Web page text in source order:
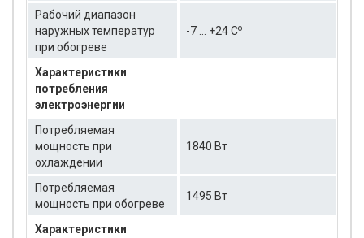
Рабочий диапазон
наружных температур
при обогреве
-7 ... +24 Cо
Характеристики
потребления
электроэнергии
Потребляемая
мощность при
охлаждении
1840 Вт
Потребляемая
мощность при обогреве
1495 Вт
Характеристики